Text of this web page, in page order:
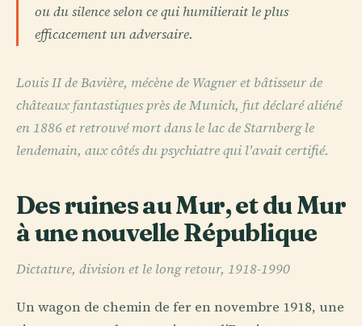
ou du silence selon ce qui humilierait le plus
efficacement un adversaire.
Louis II de Bavière, mécène de Wagner et bâtisseur de
châteaux fantastiques près de Munich, fut déclaré aliéné
en 1886 et retrouvé mort dans le lac de Starnberg le
lendemain, aux côtés du psychiatre qui l'avait certifié.
Des ruines au Mur, et du Mur
à une nouvelle République
Dictature, division et le long retour, 1918-1990
Un wagon de chemin de fer en novembre 1918, une